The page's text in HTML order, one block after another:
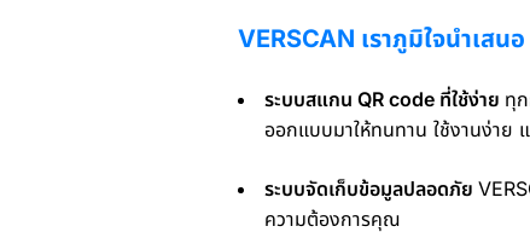
VERSCAN เราภูมิใจนำเสนอ
ระบบสแกน QR code ที่ใช้ง่าย ทุ
ออกแบบมาให้ทนทาน ใช้งานง่าย
ระบบจัดเก็บข้อมูลปลอดภัย
ความต้องการคุณ